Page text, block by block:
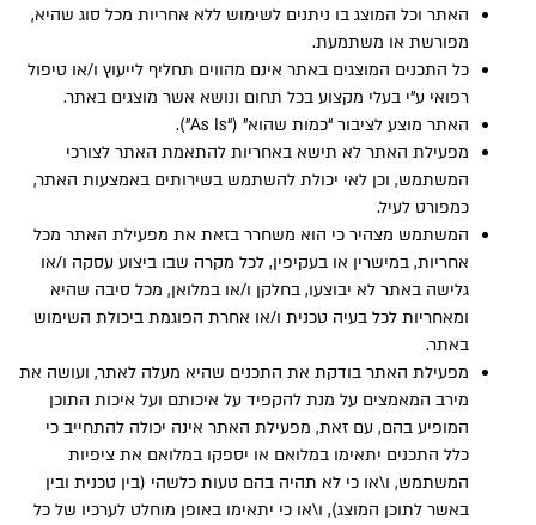
האתר וכל המוצג בו ניתנים לשימוש ללא אחריות מכל סוג שהיא,
מפורשת או משתמעת.
כל התכנים המוצגים באתר אינם מהווים תחליף לייעוץ ו/או טיפול
רפואי ע”י בעלי מקצוע בכל תחום ונושא אשר מוצגים באתר.
האתר מוצע לציבור “כמות שהוא” (“As Is”).
מפעילת האתר לא תישא באחריות להתאמת האתר לצורכי
המשתמש, וכן לאי יכולת להשתמש בשירותים באמצעות האתר,
כמפורט לעיל.
המשתמש מצהיר כי הוא משחרר בזאת את מפעילת האתר מכל
אחריות, במישרין או בעקיפין, לכל מקרה שבו ביצוע עסקה ו/או
גלישה באתר לא יבוצעו, בחלקן ו/או במלואן, מכל סיבה שהיא
ומאחריות לכל בעיה טכנית ו/או אחרת הפוגמת ביכולת השימוש
באתר.
מפעילת האתר בודקת את התכנים שהיא מעלה לאתר, ועושה את
מירב המאמצים על מנת להקפיד על איכותם ועל איכות התוכן
המופיע בהם, עם זאת, מפעילת האתר אינה יכולה להתחייב כי
כלל התכנים יתאימו במלואם או יספקו במלואם את ציפיות
המשתמש, ו\או כי לא תהיה בהם טעות כלשהי (בין טכנית ובין
באשר לתוכן המוצג), ו\או כי יתאימו באופן מוחלט לערכיו של כל